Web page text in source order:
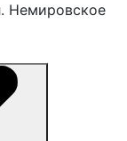
Немировское